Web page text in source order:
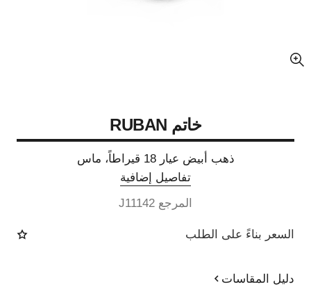
عرض مكبّر عن الصورة
خاتم RUBAN
ذهب أبيض عيار 18 قيراطاً، ماس
تفاصيل إضافية
المرجع J11142
السعر بناءً على الطلب
دليل المقاسات